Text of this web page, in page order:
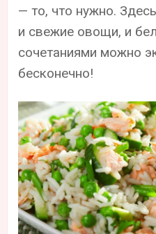
— то, что нужно.
и свежие овощи, и
сочетаниями можно
бесконечно!